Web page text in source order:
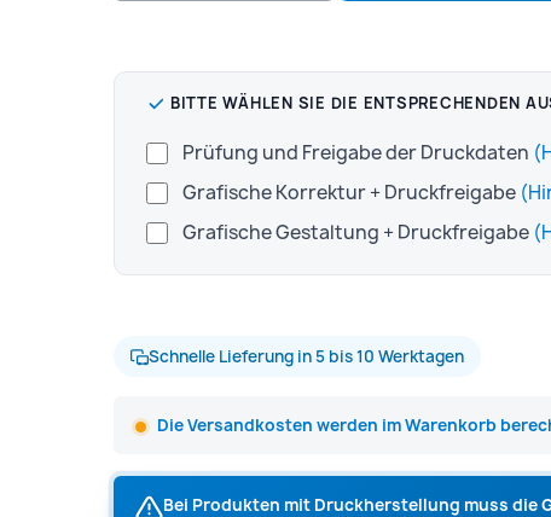
BITTE WÄHLEN SIE DIE ENTSPRECHENDEN
Prüfung und Freigabe der Druckdaten
Grafische Korrektur + Druckfreigabe
Grafische Gestaltung + Druckfreigabe
Schnelle Lieferung in 5 bis 10 Werktagen
Die Versandkosten werden im Warenkorb
Bei Produkten mit Druckherstellung muss die